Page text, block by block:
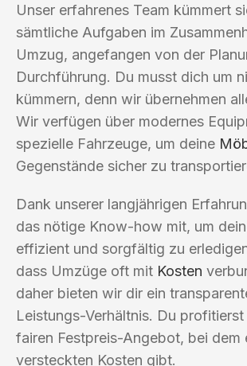
Unser erfahrenes Team kümmert
sämtliche Aufgaben im
Umzug, angefangen von der
Durchführung. Du musst dich um
kümmern, denn wir übernehmen
Wir verfügen über modernes
spezielle Fahrzeuge, um deine
Gegenstände sicher zu
Dank unserer langjährigen
das nötige Know-how mit, um
effizient und sorgfältig zu
dass Umzüge oft mit Kosten
daher bieten wir dir ein
Leistungs-Verhältnis. Du
fairen Festpreis-Angebot, bei dem
versteckten Kosten gibt.